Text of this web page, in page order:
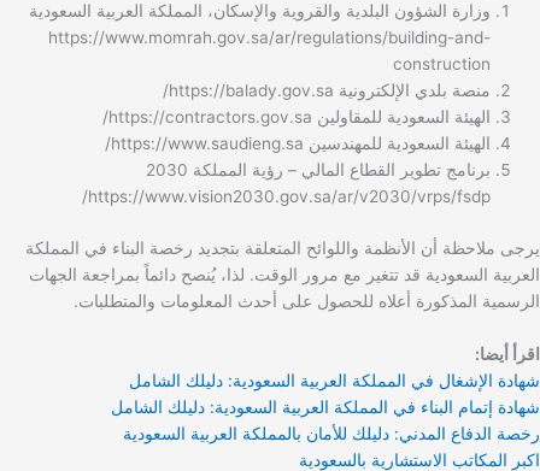
وزارة الشؤون البلدية والقروية والإسكان، المملكة العربية السعودية
https://www.momrah.gov.sa/ar/regulations/building-and-
construction
منصة بلدي الإلكترونية https://balady.gov.sa/
الهيئة السعودية للمقاولين https://contractors.gov.sa/
الهيئة السعودية للمهندسين https://www.saudieng.sa/
برنامج تطوير القطاع المالي – رؤية المملكة 2030
https://www.vision2030.gov.sa/ar/v2030/vrps/fsdp/
يرجى ملاحظة أن الأنظمة واللوائح المتعلقة بتجديد رخصة البناء في المملكة
العربية السعودية قد تتغير مع مرور الوقت. لذا، يُنصح دائماً بمراجعة الجهات
الرسمية المذكورة أعلاه للحصول على أحدث المعلومات والمتطلبات.
اقرأ أيضا:
شهادة الإشغال في المملكة العربية السعودية: دليلك الشامل
شهادة إتمام البناء في المملكة العربية السعودية: دليلك الشامل
رخصة الدفاع المدني: دليلك للأمان بالمملكة العربية السعودية
اكبر المكاتب الاستشارية بالسعودية